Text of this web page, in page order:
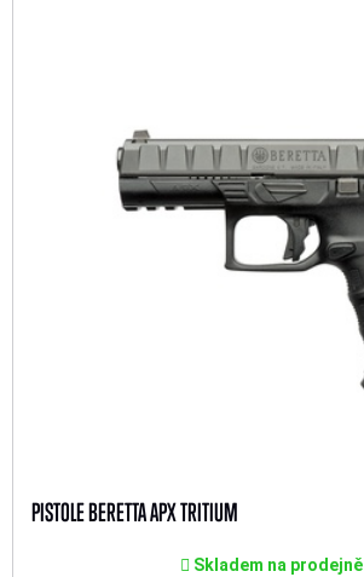
PISTOLE BERETTA APX TRITIUM
Skladem na prodejně